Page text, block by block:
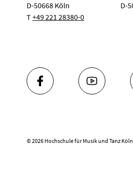
D-50668 Köln
T+49 221 28380-0
D-
FACEBOOK YOUTUBE
© 2026 Hochschule für Musik und Tanz Köln